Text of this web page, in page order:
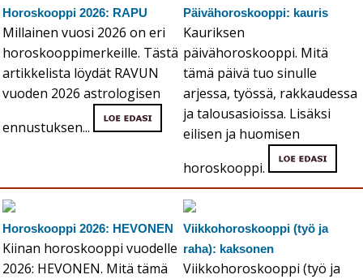
Horoskooppi 2026: RAPU
Millainen vuosi 2026 on eri
horoskooppimerkeille. Tästä
artikkelista löydät RAVUN
vuoden 2026 astrologisen
ennustuksen...
Päivähoroskooppi: kauris
Kauriksen
päivähoroskooppi. Mitä
tämä päivä tuo sinulle
arjessa, työssä, rakkaudessa
ja talousasioissa. Lisäksi
eilisen ja huomisen
horoskooppi.
Horoskooppi 2026: HEVONEN
Kiinan horoskooppi vuodelle
2026: HEVONEN. Mitä tämä
Viikkohoroskooppi (työ ja
raha): kaksonen
Viikkohoroskooppi (työ ja